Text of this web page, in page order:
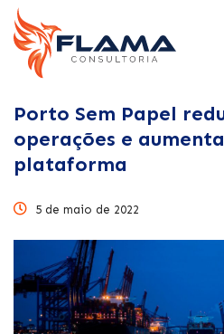
Porto Sem Papel
operações e
plataforma
5 de maio de 2022